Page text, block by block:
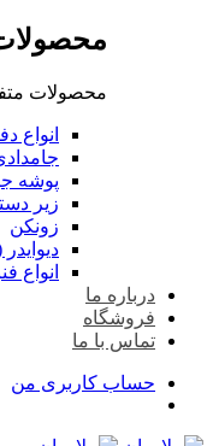
محصولات
انواع
پوشه
زیر
زونکن
انواع
درباره ما
فروشگاه
تماس با ما
حساب کاربری من